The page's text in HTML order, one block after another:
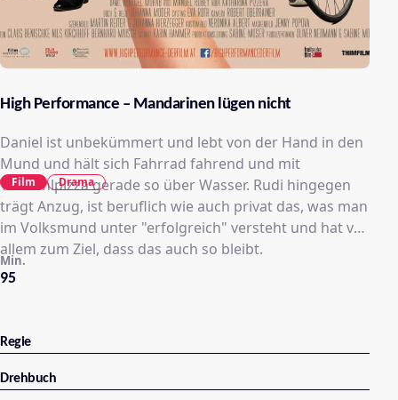
High Performance – Mandarinen lügen nicht
Daniel ist unbekümmert und lebt von der Hand in den
Mund und hält sich Fahrrad fahrend und mit
Tiefkühlpizza gerade so über Wasser. Rudi hingegen
trägt Anzug, ist beruflich wie auch privat das, was man
im Volksmund unter "erfolgreich" versteht und hat vor
allem zum Ziel, dass das auch so bleibt.
95
Min.
Film Drama
Regie
Drehbuch